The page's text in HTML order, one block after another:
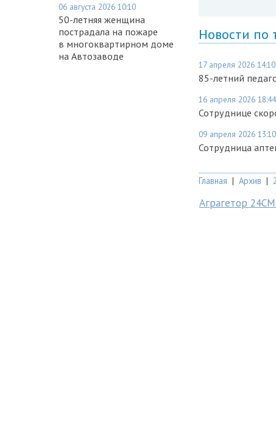
06 августа 2026 10:10
50-летняя женщина
пострадала на пожаре
в многоквартирном доме
на Автозаводе
Новости по
17 апреля 2026 14:10
85-летний
16 апреля 2026 18:44
Сотруднице
09 апреля 2026 13:10
Сотрудница
Главная | Архив |
Аграгетор